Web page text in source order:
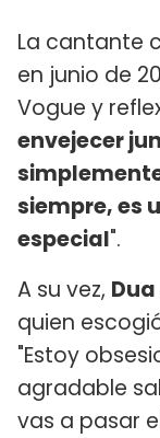
La cantante
en junio de
Vogue y
envejecer
siempre, es
especial".
A su vez, Dua
quien
"Estoy
agradable
vas a pasar